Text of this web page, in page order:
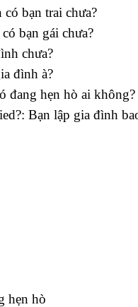
bạn trai chưa?
bạn gái chưa?
chưa?
đình à?
đang hẹn hò ai không?
Bạn lập gia đình
hẹn hò